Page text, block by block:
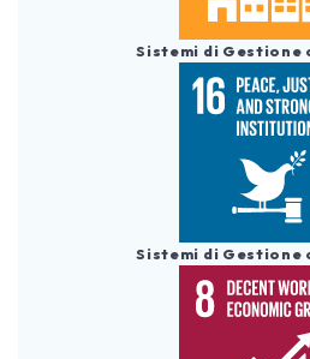
Sistemi di Gestione
Sistemi di Gestione